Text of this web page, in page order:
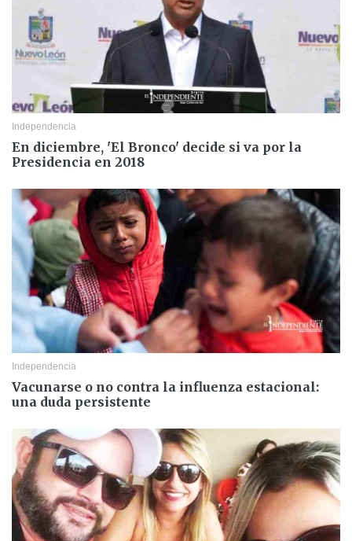
Independencia
En diciembre, 'El Bronco' decide si va por la
Presidencia en 2018
Independencia
Vacunarse o no contra la influenza estacional:
una duda persistente